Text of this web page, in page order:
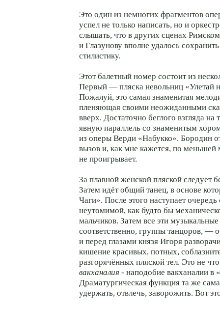
Это один из немногих фрагментов
успел не только написать, но и
слышать, что в других сценах
и Глазунову вполне удалось
стилистику.
Этот балетный номер состоит из
Первый — пляска невольниц «Улетай
Пожалуй, это самая знаменитая
пленяющая своими неожиданными
вверх. Достаточно беглого взгляда на
явную параллель со знаменитым
из оперы Верди «Набукко». Бородин
вызов и, как мне кажется, по меньшей
не проигрывает.
За плавной женской пляской следует
Затем идёт общий танец, в основе
Чаги». После этого наступает
неутомимой, как будто бы
мальчиков. Затем все эти
соответственно, группы танцоров, —
и перед глазами князя Игоря
кишение красивых, потных,
разгорячённых пляской тел. Это не
вакханалия - наподобие вакханалии в
Драматургическая функция та же
удержать, отвлечь, заворожить. Вот